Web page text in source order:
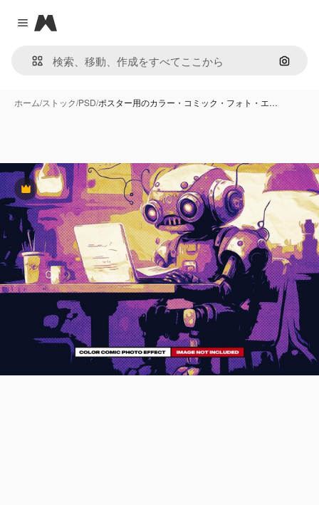
Close menu
Magnific
画像で
ホーム/ストック/PSD/ポスター用のカラー・コミック・フォト・エ…
Premium